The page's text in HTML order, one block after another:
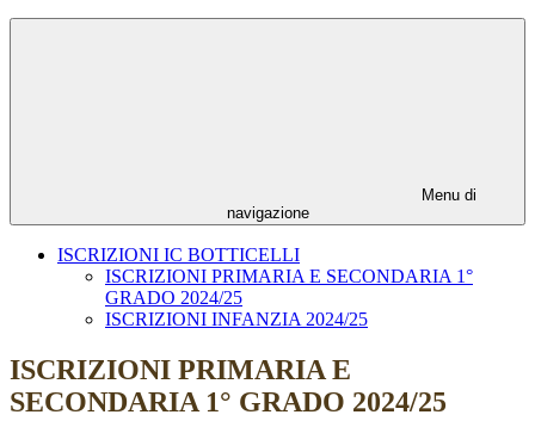
Menu di
navigazione
ISCRIZIONI IC BOTTICELLI
ISCRIZIONI PRIMARIA E SECONDARIA 1°
GRADO 2024/25
ISCRIZIONI INFANZIA 2024/25
ISCRIZIONI PRIMARIA E
SECONDARIA 1° GRADO 2024/25